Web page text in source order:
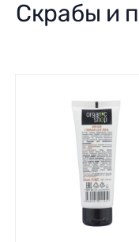
Скрабы и